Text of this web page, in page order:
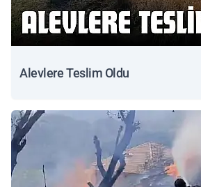
Alevlere Teslim Oldu